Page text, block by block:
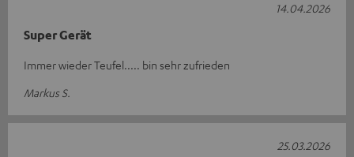
Super Gerät
Immer wieder Teufel..... bin sehr zufrieden
Markus S.
14.04.2026
25.03.2026